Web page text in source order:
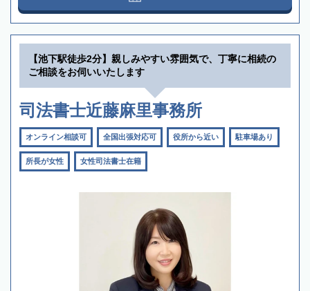
【池下駅徒歩2分】親しみやすい雰囲気で、丁寧に相続の
ご相談をお伺いいたします
司法書士近藤麻里事務所
オンライン相談可 全国出張対応可 役所から近い 駐車場あり
所長が女性 女性司法書士在籍